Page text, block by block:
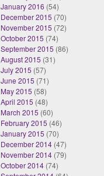
January 2016 (54)
December 2015 (70)
November 2015 (72)
October 2015 (74)
September 2015 (86)
August 2015 (31)
July 2015 (57)
June 2015 (71)
May 2015 (58)
April 2015 (48)
March 2015 (60)
February 2015 (46)
January 2015 (70)
December 2014(47)
November 2014(79)
October 2014(74)